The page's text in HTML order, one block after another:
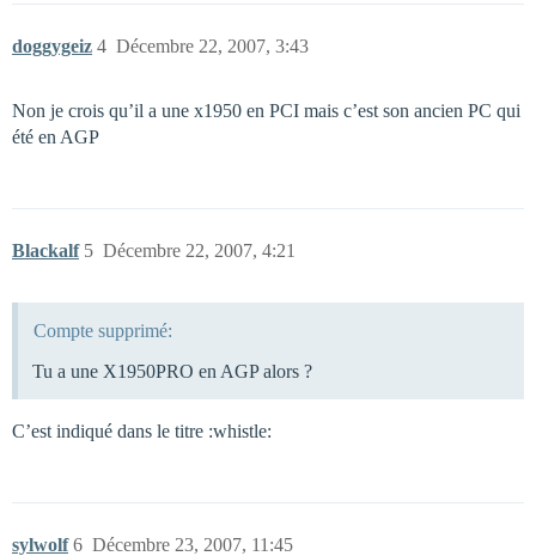
doggygeiz Décembre 22, 2007, 3:43
4
Non je crois qu’il a une x1950 en PCI mais c’est son ancien PC qui
été en AGP
Blackalf Décembre 22, 2007, 4:21
5
Compte supprimé:
Tu a une X1950PRO en AGP alors ?
C’est indiqué dans le titre :whistle:
sylwolf Décembre 23, 2007, 11:45
6